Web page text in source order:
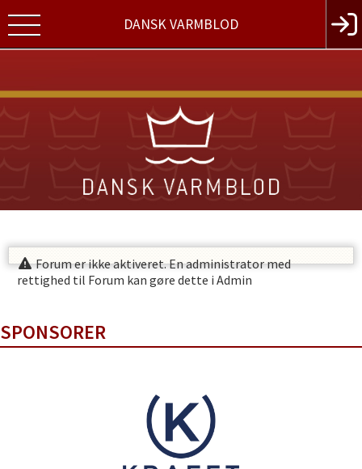
DANSK VARMBLOD
Forum er ikke aktiveret. En administrator med
rettighed til Forum kan gøre dette i Admin
SPONSORER